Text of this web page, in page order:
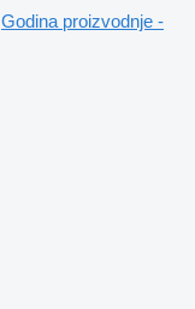
Godina proizvodnje -